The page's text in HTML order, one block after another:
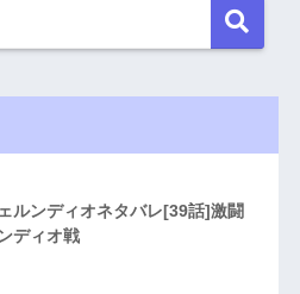
ルンディオネタバレ[39話]激闘
ディオ戦